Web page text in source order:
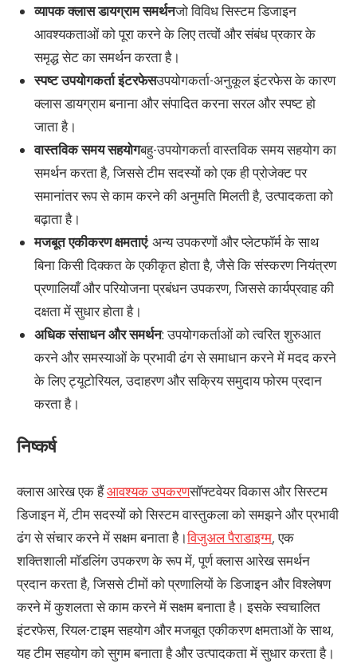
व्यापक क्लास डायग्राम समर्थनजो विविध सिस्टम डिजाइन
आवश्यकताओं को पूरा करने के लिए तत्वों और संबंध प्रकार के
समृद्ध सेट का समर्थन करता है।
स्पष्ट उपयोगकर्ता इंटरफेसउपयोगकर्ता-अनुकूल इंटरफेस के कारण
क्लास डायग्राम बनाना और संपादित करना सरल और स्पष्ट हो
जाता है।
वास्तविक समय सहयोगबहु-उपयोगकर्ता वास्तविक समय सहयोग का
समर्थन करता है, जिससे टीम सदस्यों को एक ही प्रोजेक्ट पर
समानांतर रूप से काम करने की अनुमति मिलती है, उत्पादकता को
बढ़ाता है।
मजबूत एकीकरण क्षमताएं: अन्य उपकरणों और प्लेटफॉर्म के साथ
बिना किसी दिक्कत के एकीकृत होता है, जैसे कि संस्करण नियंत्रण
प्रणालियाँ और परियोजना प्रबंधन उपकरण, जिससे कार्यप्रवाह की
दक्षता में सुधार होता है।
अधिक संसाधन और समर्थन: उपयोगकर्ताओं को त्वरित शुरुआत
करने और समस्याओं के प्रभावी ढंग से समाधान करने में मदद करने
के लिए ट्यूटोरियल, उदाहरण और सक्रिय समुदाय फोरम प्रदान
करता है।
निष्कर्ष
क्लास आरेख एक हैंआवश्यक उपकरणसॉफ्टवेयर विकास और सिस्टम
डिजाइन में, टीम सदस्यों को सिस्टम वास्तुकला को समझने और प्रभावी
ढंग से संचार करने में सक्षम बनाता है।विजुअल पैराडाइग्म, एक
शक्तिशाली मॉडलिंग उपकरण के रूप में, पूर्ण क्लास आरेख समर्थन
प्रदान करता है, जिससे टीमों को प्रणालियों के डिजाइन और विश्लेषण
करने में कुशलता से काम करने में सक्षम बनाता है। इसके स्वचालित
इंटरफेस, रियल-टाइम सहयोग और मजबूत एकीकरण क्षमताओं के साथ,
यह टीम सहयोग को सुगम बनाता है और उत्पादकता में सुधार करता है।